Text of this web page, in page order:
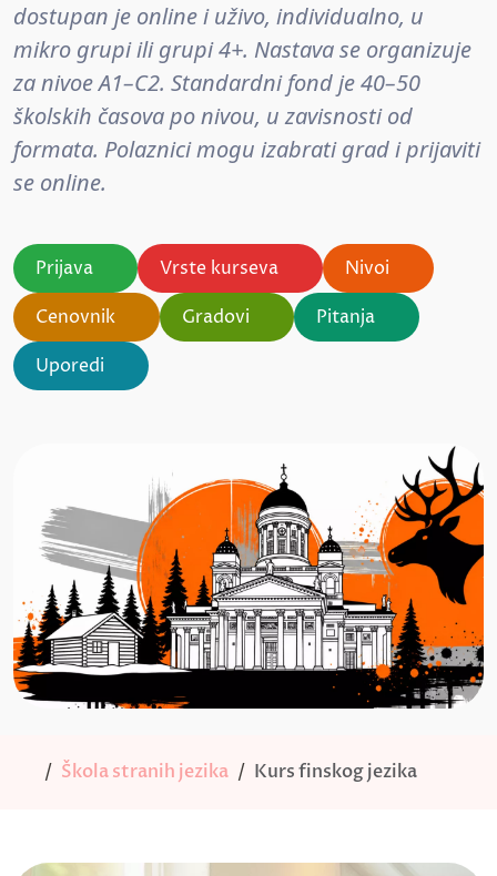
dostupan je online i uživo, individualno, u
mikro grupi ili grupi 4+. Nastava se organizuje
za nivoe A1–C2. Standardni fond je 40–50
školskih časova po nivou, u zavisnosti od
formata. Polaznici mogu izabrati grad i prijaviti
se online.
Prijava Vrste kurseva
Nivoi
Cenovnik
Gradovi
Pitanja
Uporedi
Škola stranih jezika Kurs finskog jezika